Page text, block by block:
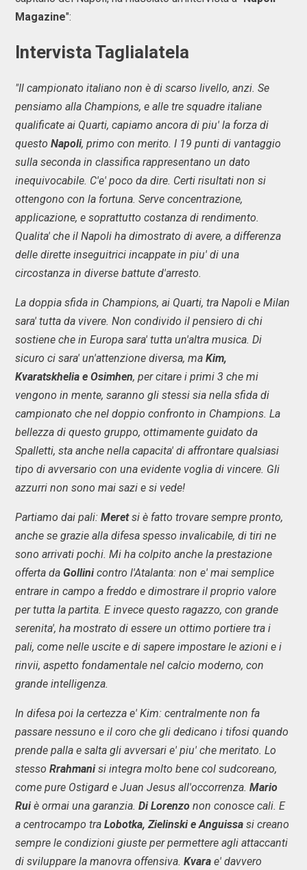
Magazine":
Intervista Taglialatela
"Il campionato italiano non è di scarso livello, anzi. Se
pensiamo alla Champions, e alle tre squadre italiane
qualificate ai Quarti, capiamo ancora di piu' la forza di
questo Napoli, primo con merito. I 19 punti di vantaggio
sulla seconda in classifica rappresentano un dato
inequivocabile. C'e' poco da dire. Certi risultati non si
ottengono con la fortuna. Serve concentrazione,
applicazione, e soprattutto costanza di rendimento.
Qualita' che il Napoli ha dimostrato di avere, a differenza
delle dirette inseguitrici incappate in piu' di una
circostanza in diverse battute d'arresto.
La doppia sfida in Champions, ai Quarti, tra Napoli e Milan
sara' tutta da vivere. Non condivido il pensiero di chi
sostiene che in Europa sara' tutta un'altra musica. Di
sicuro ci sara' un'attenzione diversa, ma Kim,
Kvaratskhelia e Osimhen, per citare i primi 3 che mi
vengono in mente, saranno gli stessi sia nella sfida di
campionato che nel doppio confronto in Champions. La
bellezza di questo gruppo, ottimamente guidato da
Spalletti, sta anche nella capacita' di affrontare qualsiasi
tipo di avversario con una evidente voglia di vincere. Gli
azzurri non sono mai sazi e si vede!
Partiamo dai pali: Meretsi è fatto trovare sempre pronto,
anche se grazie alla difesa spesso invalicabile, di tiri ne
sono arrivati pochi. Mi ha colpito anche la prestazione
offerta da Gollinicontro l'Atalanta: non e' mai semplice
entrare in campo a freddo e dimostrare il proprio valore
per tutta la partita. E invece questo ragazzo, con grande
serenita', ha mostrato di essere un ottimo portiere tra i
pali, come nelle uscite e di sapere impostare le azioni e i
rinvii, aspetto fondamentale nel calcio moderno, con
grande intelligenza.
In difesa poi la certezza e' Kim: centralmente non fa
passare nessuno e il coro che gli dedicano i tifosi quando
prende palla e salta gli avversari e' piu' che meritato. Lo
stesso Rrahmanisi integra molto bene col sudcoreano,
come pure Ostigard e Juan Jesus all'occorrenza. Mario
Ruiè ormai una garanzia. Di Lorenzo non conosce cali. E
a centrocampo tra Lobotka, Zielinski e Anguissa si creano
sempre le condizioni giuste per permettere agli attaccanti
di sviluppare la manovra offensiva. Kvara e' davvero